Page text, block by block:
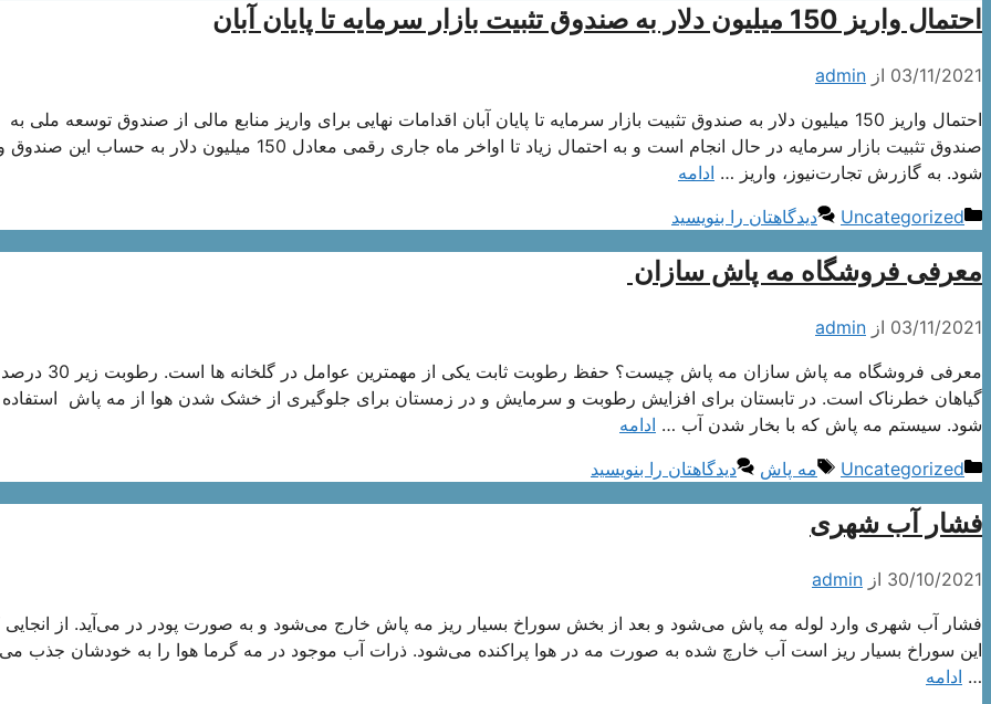
احتمال واریز 150 میلیون دلار به صندوق تثبیت بازار سرمایه تا پایان آبان
03/11/2021 از admin
احتمال واریز 150 میلیون دلار به صندوق تثبیت بازار سرمایه تا پایان آبان اقدامات نهایی برای واریز منابع مالی از صندوق توسعه ملی به
صندوق تثبیت بازار سرمایه در حال انجام است و به احتمال زیاد تا اواخر ماه جاری رقمی معادل 150 میلیون دلار به حساب
شود. به گازرش تجارت‌نیوز، واریز … ادامه
دسته‌ها
Uncategorized دیدگاهتان را بنویسید
معرفی فروشگاه مه پاش سازان
03/11/2021 از admin
معرفی فروشگاه مه پاش سازان مه پاش چیست؟ حفظ رطوبت ثابت
گیاهان خطرناک است. در تابستان برای افزایش رطوبت و سرمایش و در زمستان برای جلوگیری از خشک شدن هوا از مه پاش
شود. سیستم مه پاش که با بخار شدن آب … ادامه
دسته‌ها
Uncategorized برچسب‌ها
مه پاش دیدگاهتان را بنویسید
فشار آب شهری
30/10/2021 از admin
فشار آب شهری وارد لوله مه پاش می‌شود و بعد از بخش سوراخ بسیار ریز مه پاش خارج می‌شود و به صورت پودر در می‌آید. از انجایی
این سوراخ بسیار ریز است آب خارچ شده به صورت مه در هوا پراکنده می‌شود. ذرات آب موجود در مه گرما هوا را به خودشان جذب
… ادامه